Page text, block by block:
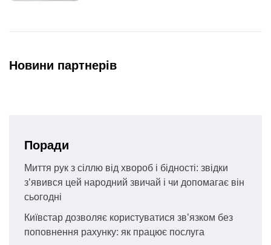
Новини партнерів
Поради
Миття рук з сіллю від хвороб і бідності: звідки
з’явився цей народний звичай і чи допомагає він
сьогодні
Київстар дозволяє користуватися зв’язком без
поповнення рахунку: як працює послуга